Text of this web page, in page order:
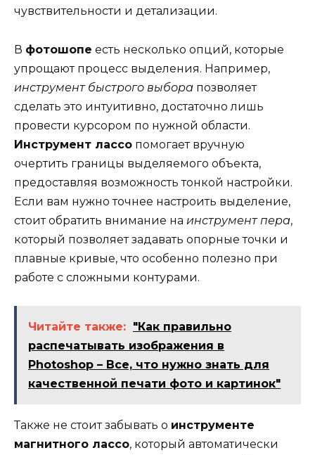
чувствительности и детализации.
В фотошопе есть несколько опций, которые
упрощают процесс выделения. Например,
инструмент быстрого выбора позволяет
сделать это интуитивно, достаточно лишь
провести курсором по нужной области.
Инструмент лассо помогает вручную
очертить границы выделяемого объекта,
предоставляя возможность тонкой настройки.
Если вам нужно точнее настроить выделение,
стоит обратить внимание на инструмент пера,
который позволяет задавать опорные точки и
плавные кривые, что особенно полезно при
работе с сложными контурами.
Читайте также: "Как правильно
распечатывать изображения в
Photoshop – Все, что нужно знать для
качественной печати фото и картинок"
Также не стоит забывать о инструменте
магнитного лассо, который автоматически